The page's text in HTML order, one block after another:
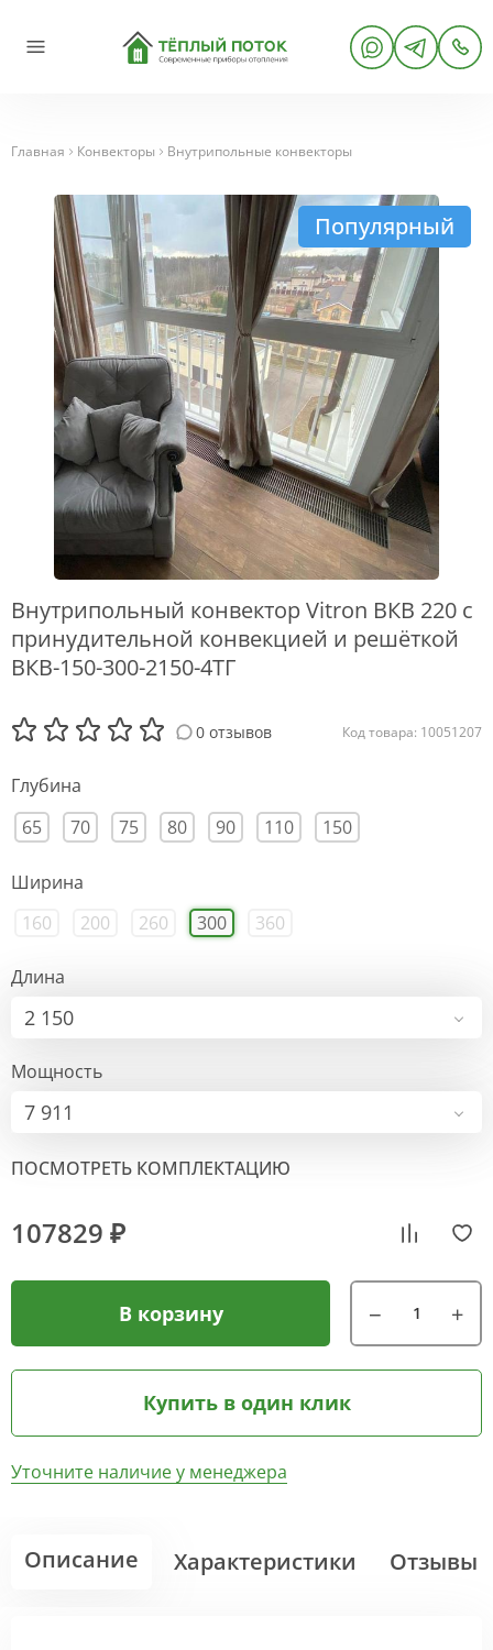
Главная Конвекторы Внутрипольные конвекторы
Популярный
Внутрипольный конвектор Vitron ВКВ 220 с
принудительной конвекцией и решёткой
ВКВ-150-300-2150-4ТГ
0 отзывов Код товара: 10051207
Глубина
65
70 75 80 90 110 150
Ширина
160
200 260 300 360
Длина
2 150
Мощность
7 911
ПОСМОТРЕТЬ КОМПЛЕКТАЦИЮ
107829 ₽
В корзину
Купить в один клик
Уточните наличие у менеджера
Описание Характеристики Отзывы